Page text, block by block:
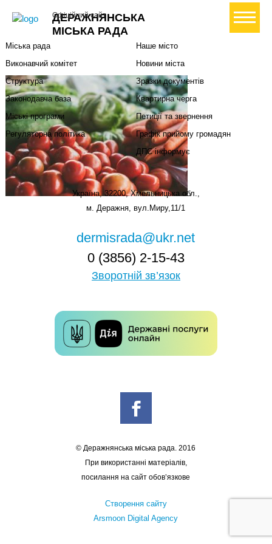
ДЕРАЖНЯНСЬКА
МІСЬКА РАДА
Офіційний сайт+ Створити петицію
Міський голова
Міська рада
Виконавчий комітет
Структура
Законодавча база
Міські програми
Регуляторна політика
Наше місто
Новини міста
Зразки документів
Квартирна черга
Петиції та звернення
Графік прийому громадян
ДПС інформує
Україна, 32200, Хмельницька обл.,
м. Деражня, вул.Миру,11/1
dermisrada@ukr.net
0 (3856) 2-15-43
Зворотній зв’язок
© Деражнянська міська рада. 2016
При використанні матеріалів,
посилання на сайт обов’язкове
Створення сайту
Arsmoon Digital Agency